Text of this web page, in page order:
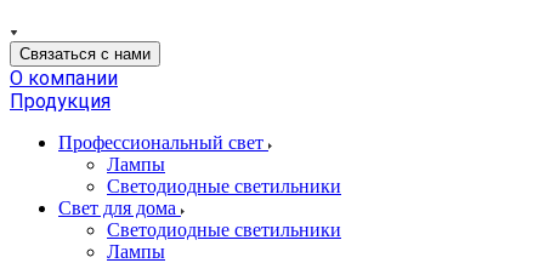
Связаться с нами
О компании
Продукция
Профессиональный свет
Лампы
Светодиодные светильники
Свет для дома
Светодиодные светильники
Лампы